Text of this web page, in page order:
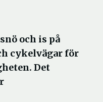
och is på
cykelvägar för
Det